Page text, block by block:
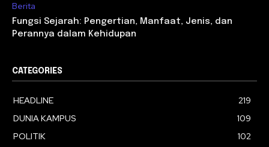
Berita
Fungsi Sejarah: Pengertian, Manfaat, Jenis, dan
Perannya dalam Kehidupan
CATEGORIES
HEADLINE
219
DUNIA KAMPUS
109
POLITIK
102